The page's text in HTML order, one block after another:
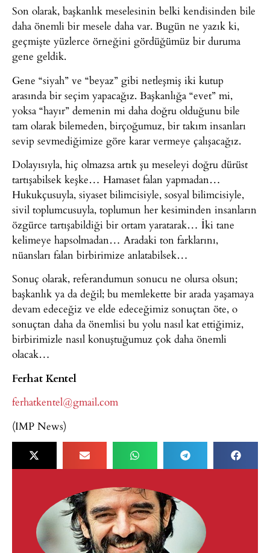
Son olarak, başkanlık meselesinin belki kendisinden bile
daha önemli bir mesele daha var. Bugün ne yazık ki,
geçmişte yüzlerce örneğini gördüğümüz bir duruma
gene geldik.
Gene “siyah” ve “beyaz” gibi netleşmiş iki kutup
arasında bir seçim yapacağız. Başkanlığa “evet” mi,
yoksa “hayır” demenin mi daha doğru olduğunu bile
tam olarak bilemeden, birçoğumuz, bir takım insanları
sevip sevmediğimize göre karar vermeye çalışacağız.
Dolayısıyla, hiç olmazsa artık şu meseleyi doğru dürüst
tartışabilsek keşke… Hamaset falan yapmadan…
Hukukçusuyla, siyaset bilimcisiyle, sosyal bilimcisiyle,
sivil toplumcusuyla, toplumun her kesiminden insanların
özgürce tartışabildiği bir ortam yaratarak… İki tane
kelimeye hapsolmadan… Aradaki ton farklarını,
nüansları falan birbirimize anlatabilsek…
Sonuç olarak, referandumun sonucu ne olursa olsun;
başkanlık ya da değil; bu memlekette bir arada yaşamaya
devam edeceğiz ve elde edeceğimiz sonuçtan öte, o
sonuçtan daha da önemlisi bu yolu nasıl kat ettiğimiz,
birbirimizle nasıl konuştuğumuz çok daha önemli
olacak…
Ferhat Kentel
ferhatkentel@gmail.com
(IMP News)